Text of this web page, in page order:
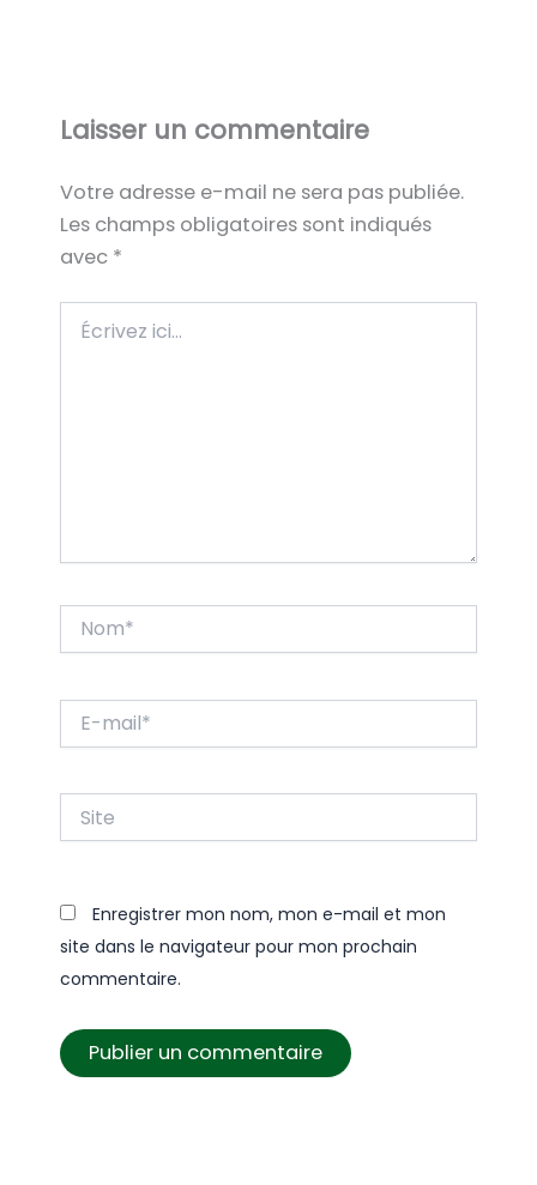
Laisser un commentaire
Votre adresse e-mail ne sera pas publiée.
Les champs obligatoires sont indiqués
avec *
ici…
mail*
Enregistrer mon nom, mon e-mail et mon
site dans le navigateur pour mon prochain
commentaire.